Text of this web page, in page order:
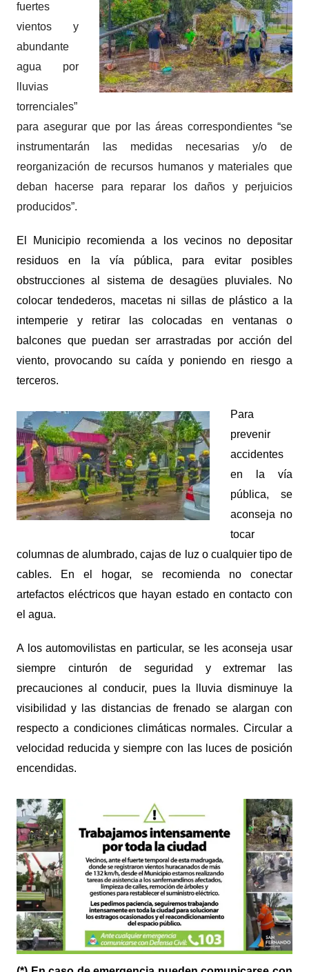
fuertes
vientos y
abundante
agua por
lluvias
torrenciales”
para asegurar que por las áreas correspondientes “se
instrumentarán las medidas necesarias y/o de
reorganización de recursos humanos y materiales que
deban hacerse para reparar los daños y perjuicios
producidos”.
El Municipio recomienda a los vecinos no depositar
residuos en la vía pública, para evitar posibles
obstrucciones al sistema de desagües pluviales. No
colocar tendederos, macetas ni sillas de plástico a la
intemperie y retirar las colocadas en ventanas o
balcones que puedan ser arrastradas por acción del
viento, provocando su caída y poniendo en riesgo a
terceros.
Para
prevenir
accidentes
en la vía
pública, se
aconseja no
tocar
columnas de alumbrado, cajas de luz o cualquier tipo de
cables. En el hogar, se recomienda no conectar
artefactos eléctricos que hayan estado en contacto con
el agua.
A los automovilistas en particular, se les aconseja usar
siempre cinturón de seguridad y extremar las
precauciones al conducir, pues la lluvia disminuye la
visibilidad y las distancias de frenado se alargan con
respecto a condiciones climáticas normales. Circular a
velocidad reducida y siempre con las luces de posición
encendidas.